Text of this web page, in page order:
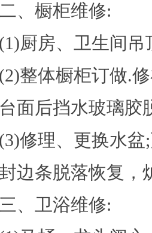
、橱柜维修:
(1)厨房、卫生间
(2)整体橱柜订做.
台面后挡水玻璃胶
(3)修理、更换水
边条脱落恢复，
三、卫浴维修: